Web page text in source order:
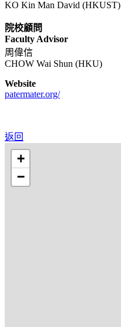
KO Kin Man David (HKUST)
院校顧問
Faculty Advisor
周偉信
CHOW Wai Shun (HKU)
Website
patermater.org/
返回
+
−